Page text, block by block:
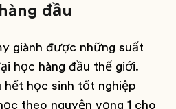
đầu
giành được những suất
học hàng đầu thế giới.
hết học sinh tốt nghiệp
theo nguyện vọng 1 cho